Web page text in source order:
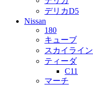
デリカD5
Nissan
180
キューブ
スカイライン
ティーダ
C11
マーチ